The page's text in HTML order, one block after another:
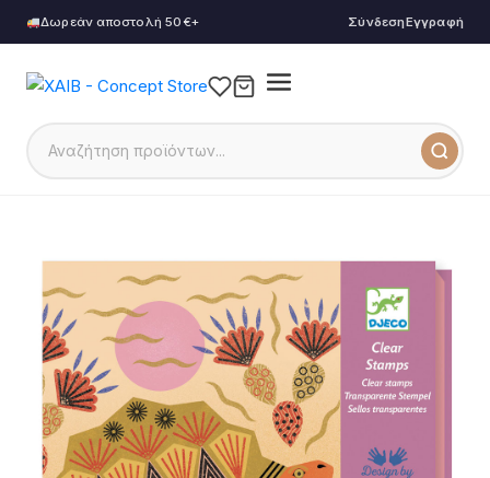
Δωρεάν αποστολή 50€+ ΣύνδεσηΕγγραφή